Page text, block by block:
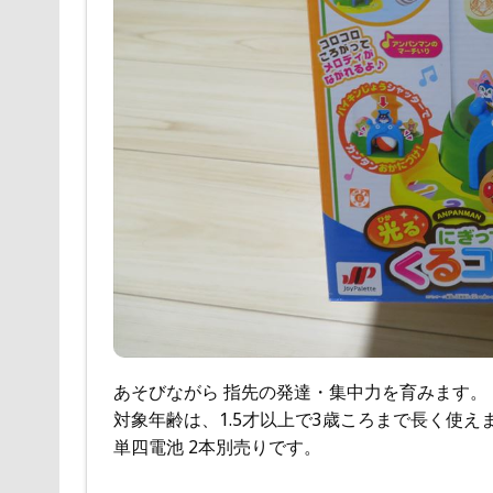
あそびながら 指先の発達・集中力を育みます。
対象年齢は、1.5才以上で3歳ころまで長く使え
単四電池 2本別売りです。